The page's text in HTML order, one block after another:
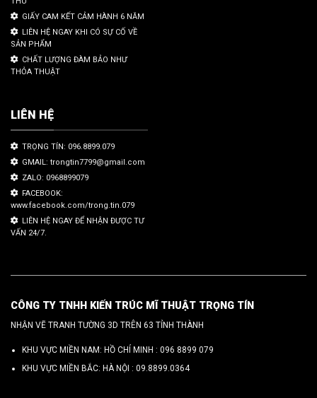
GIẤY CAM KẾT CẢM HÀNH 6 NĂM
LIÊN HỆ NGAY KHI CÓ SỰ CỐ VỀ
SẢN PHẨM
CHẤT LƯỢNG ĐÀM BẢO NHƯ
THỎA THUẬT
LIÊN HỆ
TRỌNG TÍN: 096.8899.079
GMAIL: trongtin7799@gmail.com
ZALO: 0968899079
FACEBOOK:
www.facebook.com/trong.tin.079
LIÊN HỆ NGAY ĐỂ NHẬN ĐƯỢC TƯ
VẤN 24/7.
CÔNG TY TNHH KIẾN TRÚC MĨ THUẬT TRỌNG TÍN
NHẬN VẼ TRANH TƯỜNG 3D TRÊN 63 TỈNH THÀNH
KHU VỰC MIỀN NAM: HỒ CHÍ MINH : 096 8899 079
KHU VỰC MIỀN BẮC: HÀ NỘI : 09.8899.0364